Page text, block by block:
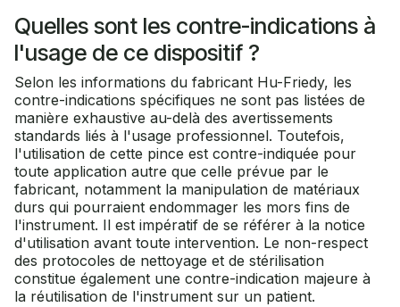
Quelles sont les contre-indications à
l'usage de ce dispositif ?
Selon les informations du fabricant Hu-Friedy, les
contre-indications spécifiques ne sont pas listées de
manière exhaustive au-delà des avertissements
standards liés à l'usage professionnel. Toutefois,
l'utilisation de cette pince est contre-indiquée pour
toute application autre que celle prévue par le
fabricant, notamment la manipulation de matériaux
durs qui pourraient endommager les mors fins de
l'instrument. Il est impératif de se référer à la notice
d'utilisation avant toute intervention. Le non-respect
des protocoles de nettoyage et de stérilisation
constitue également une contre-indication majeure à
la réutilisation de l'instrument sur un patient.